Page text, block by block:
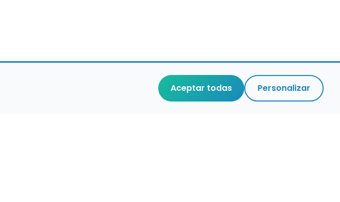
Aceptar todas Personalizar